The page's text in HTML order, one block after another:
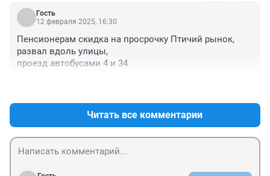
Гость
12 февраля 2025, 16:30
Пенсионерам скидка на просрочку Птичий рынок,
развал вдоль улицы,
проезд автобусами 4 и 34
Читать все комментарии